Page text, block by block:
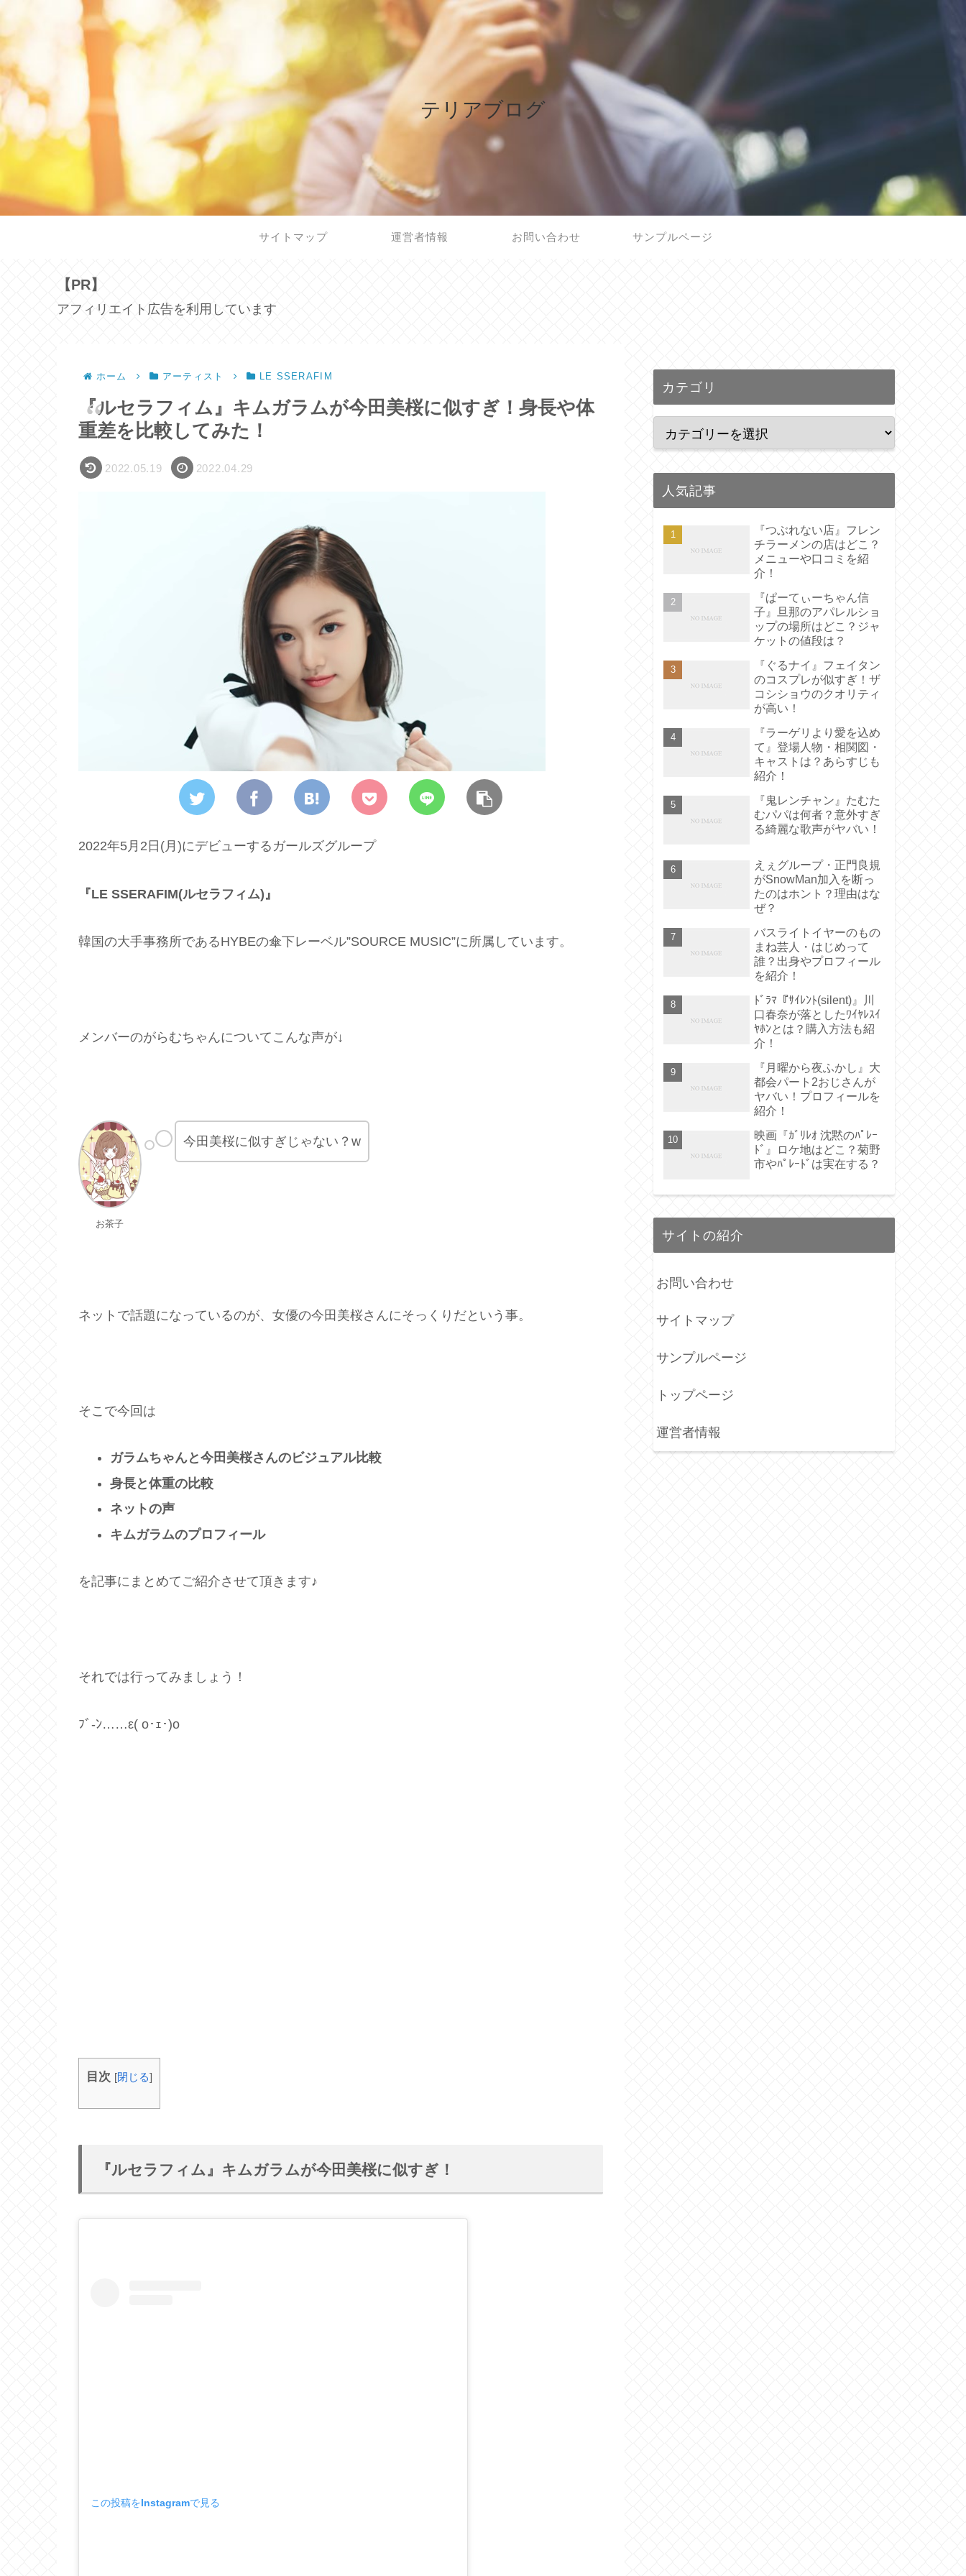
テリアブログ
サイトマップ 運営者情報 お問い合わせ サンプルページ
【PR】
アフィリエイト広告を利用しています
ホーム アーティスト LE SSERAFIM
『ルセラフィム』キムガラムが今田美桜に似すぎ！身長や体
重差を比較してみた！
2022.05.19 2022.04.29
2022年5月2日(月)にデビューするガールズグループ
『LE SSERAFIM(ルセラフィム)』
韓国の大手事務所であるHYBEの傘下レーベル”SOURCE MUSIC”に所属しています。
メンバーのがらむちゃんについてこんな声が↓
お茶子
今田美桜に似すぎじゃない？w
ネットで話題になっているのが、女優の今田美桜さんにそっくりだという事。
そこで今回は
ガラムちゃんと今田美桜さんのビジュアル比較
身長と体重の比較
ネットの声
キムガラムのプロフィール
を記事にまとめてご紹介させて頂きます♪
それでは行ってみましょう！
ﾌﾞ-ﾝ……ε( o･ｪ･)o
目次 [閉じる]
『ルセラフィム』キムガラムが今田美桜に似すぎ！
この投稿をInstagramで見る
カテゴリ
人気記事
『つぶれない店』フレン
チラーメンの店はどこ？
メニューや口コミを紹
介！
『ぱーてぃーちゃん信
子』旦那のアパレルショ
ップの場所はどこ？ジャ
ケットの値段は？
『ぐるナイ』フェイタン
のコスプレが似すぎ！ザ
コシショウのクオリティ
が高い！
『ラーゲリより愛を込め
て』登場人物・相関図・
キャストは？あらすじも
紹介！
『鬼レンチャン』たむた
むパパは何者？意外すぎ
る綺麗な歌声がヤバい！
えぇグループ・正門良規
がSnowMan加入を断っ
たのはホント？理由はな
ぜ？
バスライトイヤーのもの
まね芸人・はじめって
誰？出身やプロフィール
を紹介！
ﾄﾞﾗﾏ『ｻｲﾚﾝﾄ(silent)』川
口春奈が落としたﾜｲﾔﾚｽｲ
ﾔﾎﾝとは？購入方法も紹
介！
『月曜から夜ふかし』大
都会パート2おじさんが
ヤバい！プロフィールを
紹介！
映画『ｶﾞﾘﾚｵ 沈黙のﾊﾟﾚｰ
ﾄﾞ』ロケ地はどこ？菊野
市やﾊﾟﾚｰﾄﾞは実在する？
サイトの紹介
お問い合わせ
サイトマップ
サンプルページ
トップページ
運営者情報